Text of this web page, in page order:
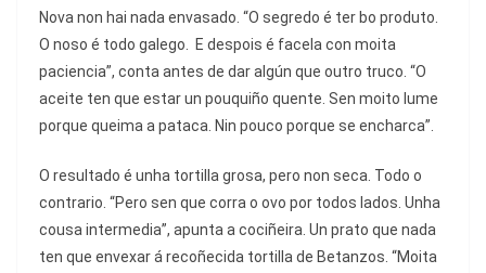
Nova non hai nada envasado. “O segredo é ter bo produto.
O noso é todo galego. E despois é facela con moita
paciencia”, conta antes de dar algún que outro truco. “O
aceite ten que estar un pouquiño quente. Sen moito lume
porque queima a pataca. Nin pouco porque se encharca”.
O resultado é unha tortilla grosa, pero non seca. Todo o
contrario. “Pero sen que corra o ovo por todos lados. Unha
cousa intermedia”, apunta a cociñeira. Un prato que nada
ten que envexar á recoñecida tortilla de Betanzos. “Moita